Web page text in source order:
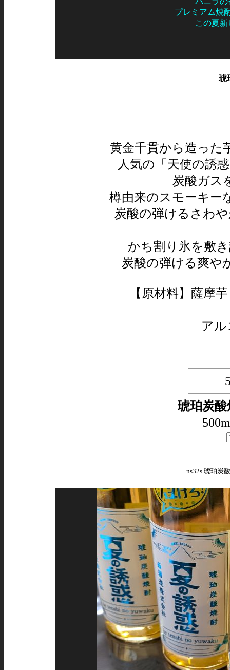
プレミアム焼
この夏
琥
黄金千貫から造った
人気の「天使の誘
炭酸ガス
樽由来のスモーキー
炭酸の弾けるさわ
かち割り氷を敷
炭酸の弾ける爽や
【原材料】薩摩
アル
琥珀炭
ns32s 琥珀炭